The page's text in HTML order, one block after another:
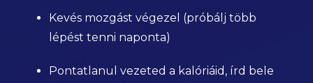
Kevés mozgást végezel (próbálj több
lépést tenni naponta)
Pontatlanul vezeted a kalóriáid, írd bele